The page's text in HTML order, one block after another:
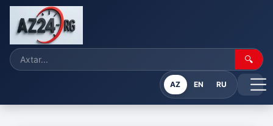
🔍
AZ EN RU